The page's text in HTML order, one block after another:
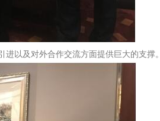
以及对外合作交流方面提供巨大的支撑。